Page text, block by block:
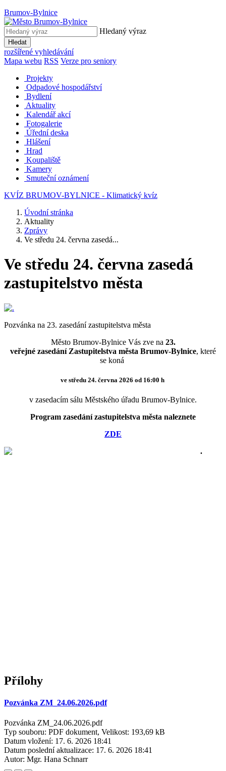
Brumov-Bylnice
Hledaný výraz
Hledat
rozšířené vyhledávání
Mapa webu RSS Verze pro seniory
Projekty
Odpadové hospodářství
Bydlení
Aktuality
Kalendář akcí
Fotogalerie
Úřední deska
Hlášení
Hrad
Koupaliště
Kamery
Smuteční oznámení
KVÍZ BRUMOV-BYLNICE - Klimatický kvíz
Úvodní stránka
Aktuality
Zprávy
Ve středu 24. června zasedá...
Ve středu 24. června zasedá
zastupitelstvo města
Pozvánka na 23. zasedání zastupitelstva města
Město Brumov-Bylnice Vás zve na 23.
veřejné zasedání Zastupitelstva města Brumov-Bylnice, které
se koná
ve středu 24. června 2026 od 16:00 h
v zasedacím sálu Městského úřadu Brumov-Bylnice.
Program zasedání zastupitelstva města naleznete
ZDE
Přílohy
Pozvánka ZM_24.06.2026.pdf
Pozvánka ZM_24.06.2026.pdf
Typ souboru: PDF dokument, Velikost: 193,69 kB
Datum vložení: 17. 6. 2026 18:41
Datum poslední aktualizace: 17. 6. 2026 18:41
Autor: Mgr. Hana Schnarr